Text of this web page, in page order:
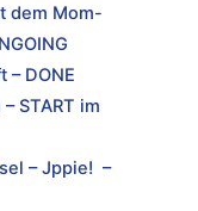
dem Mom-
– DONE
START im
– Jppie! –